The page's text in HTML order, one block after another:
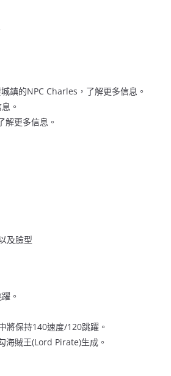
鎮的NPC Charles，了解更多信息。
。
解更多信息。
及臉型
。
將保持140速度/120跳躍。
海賊王(Lord Pirate)生成。